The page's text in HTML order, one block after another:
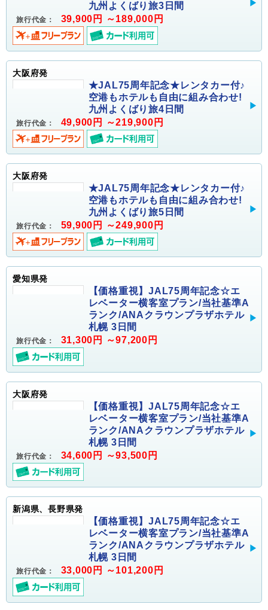
九州よくばり旅3日間
旅行代金： 39,900円 ～189,000円
大阪府発
★JAL75周年記念★レンタカー付♪
空港もホテルも自由に組み合わせ!
九州よくばり旅4日間
旅行代金： 49,900円 ～219,900円
大阪府発
★JAL75周年記念★レンタカー付♪
空港もホテルも自由に組み合わせ!
九州よくばり旅5日間
旅行代金： 59,900円 ～249,900円
愛知県発
【価格重視】JAL75周年記念☆エ
レベーター横客室プラン/当社基準A
ランク/ANAクラウンプラザホテル
札幌 3日間
旅行代金： 31,300円 ～97,200円
大阪府発
【価格重視】JAL75周年記念☆エ
レベーター横客室プラン/当社基準A
ランク/ANAクラウンプラザホテル
札幌 3日間
旅行代金： 34,600円 ～93,500円
新潟県、長野県発
【価格重視】JAL75周年記念☆エ
レベーター横客室プラン/当社基準A
ランク/ANAクラウンプラザホテル
札幌 3日間
旅行代金： 33,000円 ～101,200円